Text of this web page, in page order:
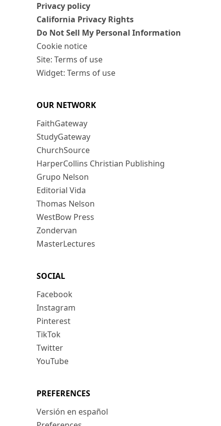
Privacy policy
California Privacy Rights
Do Not Sell My Personal Information
Cookie notice
Site: Terms of use
Widget: Terms of use
OUR NETWORK
FaithGateway
StudyGateway
ChurchSource
HarperCollins Christian Publishing
Grupo Nelson
Editorial Vida
Thomas Nelson
WestBow Press
Zondervan
MasterLectures
SOCIAL
Facebook
Instagram
Pinterest
TikTok
Twitter
YouTube
PREFERENCES
Versión en español